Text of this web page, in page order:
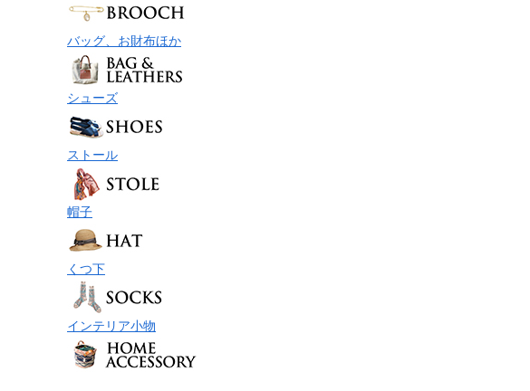
バッグ、お財布ほか
シューズ
ストール
帽子
くつ下
インテリア小物